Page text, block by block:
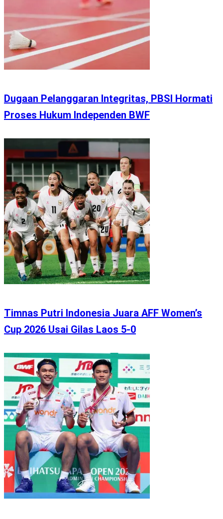
Dugaan Pelanggaran Integritas, PBSI Hormati
Proses Hukum Independen BWF
Timnas Putri Indonesia Juara AFF Women’s
Cup 2026 Usai Gilas Laos 5-0